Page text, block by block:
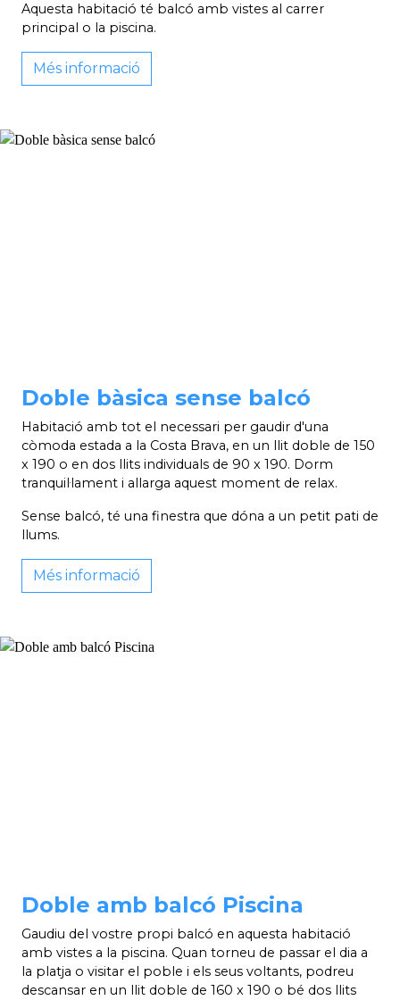
Aquesta habitació té balcó amb vistes al carrer
principal o la piscina.
Més informació
Doble bàsica sense balcó
Habitació amb tot el necessari per gaudir d'una
còmoda estada a la Costa Brava, en un llit doble de 150
x 190 o en dos llits individuals de 90 x 190. Dorm
tranquil·lament i allarga aquest moment de relax.
Sense balcó, té una finestra que dóna a un petit pati de
llums.
Més informació
Doble amb balcó Piscina
Gaudiu del vostre propi balcó en aquesta habitació
amb vistes a la piscina. Quan torneu de passar el dia a
la platja o visitar el poble i els seus voltants, podreu
descansar en un llit doble de 160 x 190 o bé dos llits